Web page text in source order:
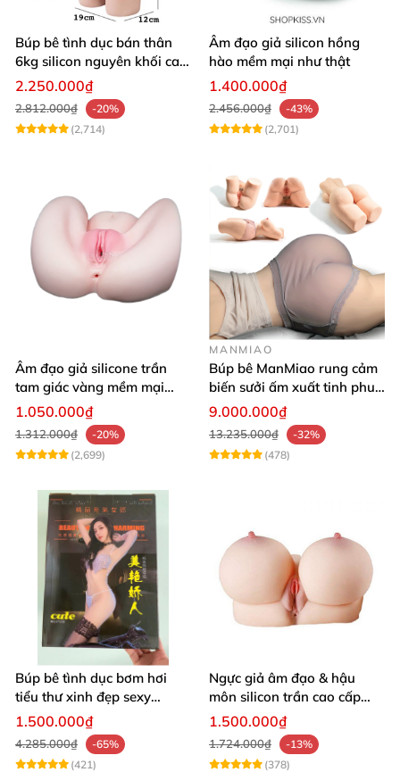
Búp bê tình dục bán thân
6kg silicon nguyên khối cao
cấp giá rẻ
2.250.000₫
2.812.000₫
-20%
(2,714)
Âm đạo giả silicon hồng
hào mềm mại như thật
1.400.000₫
2.456.000₫
-43%
(2,701)
Âm đạo giả silicone trần
tam giác vàng mềm mại
thật nhất
1.050.000₫
1.312.000₫
-20%
(2,699)
MANMIAO
Búp bê ManMiao rung cảm
biến sưởi ấm xuất tinh phun
nước thông minh cao cấp
9.000.000₫
13.235.000₫
-32%
(478)
Búp bê tình dục bơm hơi
tiểu thư xinh đẹp sexy
quyến rũ rung rên như thật
1.500.000₫
4.285.000₫
-65%
(421)
Ngực giả âm đạo & hậu
môn silicon trần cao cấp
mềm mịn - Man
Mastuebator 3kg
1.500.000₫
1.724.000₫
-13%
(378)